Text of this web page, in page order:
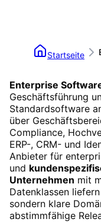
Startseite
Enterprise
Geschäftsführung
Standardsoftware
über
Compliance,
ERP-, CRM- und
Anbieter für
und
Unternehmen mit
Datenklassen
sondern klare
abstimmfähige